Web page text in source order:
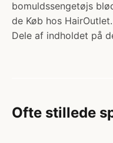
bomuldssengetøjs
de Køb hos HairOutlet.
Dele af indholdet på
Ofte stillede